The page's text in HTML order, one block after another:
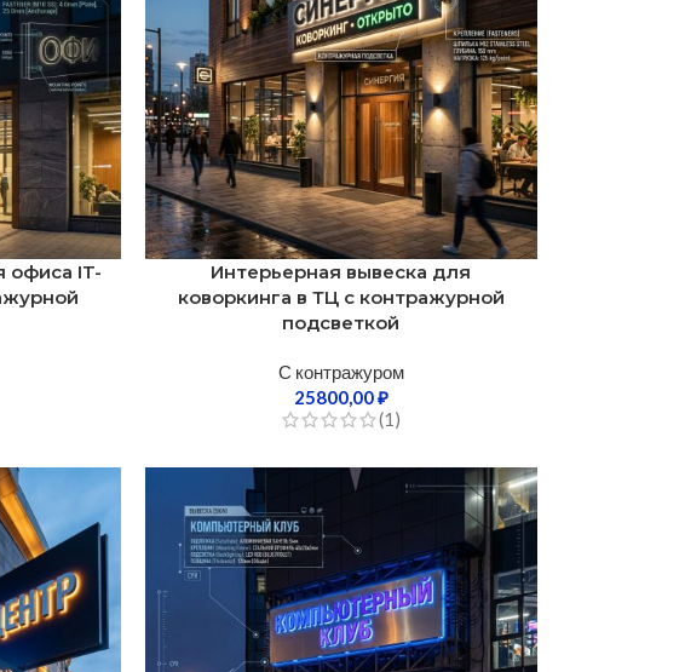
офиса IT-
Интерьерная вывеска для
коворкинга в ТЦ с контражурной
подсветкой
С контражуром
25800,00₽
(1)